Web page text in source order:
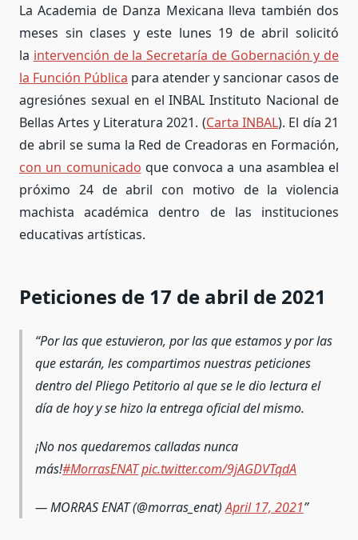
La Academia de Danza Mexicana lleva también dos
meses sin clases y este lunes 19 de abril solicitó
la intervención de la Secretaría de Gobernación y de
la Función Pública para atender y sancionar casos de
agresiónes sexual en el INBAL Instituto Nacional de
Bellas Artes y Literatura 2021. (Carta INBAL). El día 21
de abril se suma la Red de Creadoras en Formación,
con un comunicado que convoca a una asamblea el
próximo 24 de abril con motivo de la violencia
machista académica dentro de las instituciones
educativas artísticas.
Peticiones de 17 de abril de 2021
Por las que estuvieron, por las que estamos y por las
que estarán, les compartimos nuestras peticiones
dentro del Pliego Petitorio al que se le dio lectura el
día de hoy y se hizo la entrega oficial del mismo.
¡No nos quedaremos calladas nunca
más!#MorrasENATpic.twitter.com/9jAGDVTqdA
— MORRAS ENAT (@morras_enat)April 17, 2021